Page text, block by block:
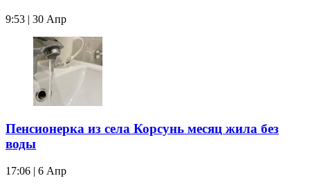
9:53 | 30 Апр
Пенсионерка из села Корсунь месяц жила без
воды
17:06 | 6 Апр